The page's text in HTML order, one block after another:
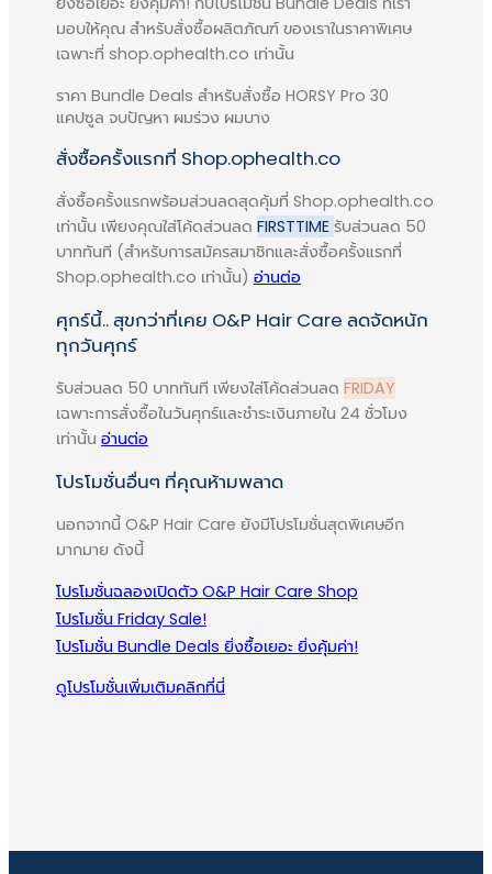
วงจรการงอกของเส้นผมแบ่งออกเป็น 3
ระยะ คือ ระยะเส้นผมเติบโต (Anagen
Phase) ระยะเส้นผมเสื่อม (Catagen
(Telogen Phase) ซึ่งทั้ง 3 ระยะนี้จะใช้
เวลาโดยรวมแล้วประมาณ 4 เดือน เมื่อ
ทาน HORSY Pro (ฮอร์สซี่ โปร) จบครบ
คอร์ส 4 เดือน จะช่วยเพิ่มระยะการงอก
ของเส้นผมและยืดระยะการเจริญเติบโต
ของเส้นผม ทำให้เส้นผมมีอายุอยู่บนศีรษะ
ได้นานขึ้น รวมทั้งยังสามารถลดระยะการ
หลุดร่วงของเส้นผมให้น้อยลงได้ด้วย
ความปลอดภัยและคุณภาพ
เลขทะเบียนสารบบอาหารและยา
HORSY Pro : 65-1-28760-5-
0027
สากลสำหรับการผลิตอาหารเสริมจาก
มอบให้คุณ สำหรับสั่งซื้อผลิตภัณฑ์ ของเราในราคาพิเศษ
เฉพาะที่ shop.ophealth.co เท่านั้น
HORSY Pro 30
แคปซูล จบปัญหา ผมร่วง ผมบาง
สั่งซื้อครั้งแรกที่ Shop.ophealth.co
สั่งซื้อครั้งแรกพร้อมส่วนลดสุดคุ้มที่ Shop.ophealth.co
เท่านั้น เพียงคุณใส่โค้ดส่วนลด FIRSTTIME รับส่วนลด 50
บาททันที (สำหรับการสมัครสมาชิกและสั่งซื้อครั้งแรกที่
Shop.ophealth.co เท่านั้น) อ่านต่อ
ศุกร์นี้.. สุขกว่าที่เคย O&P Hair Care ลดจัดหนัก
ทุกวันศุกร์
รับส่วนลด 50 บาททันที เพียงใส่โค้ดส่วนลด FRIDAY
เฉพาะการสั่งซื้อในวันศุกร์และชำระเงินภายใน 24 ชั่วโมง
เท่านั้น อ่านต่อ
โปรโมชั่นอื่นๆ ที่คุณห้ามพลาด
นอกจากนี้ O&P Hair Care ยังมีโปรโมชั่นสุดพิเศษอีก
มากมาย ดังนี้
โปรโมชั่นฉลองเปิดตัว O&P Hair Care Shop
โปรโมชั่น Friday Sale!
โปรโมชั่น Bundle Deals ยิ่งซื้อเยอะ ยิ่งคุ้มค่า!
ดูโปรโมชั่นเพิ่มเติมคลิกที่นี่